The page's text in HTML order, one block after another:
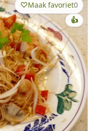
Maak favoriet0
👍